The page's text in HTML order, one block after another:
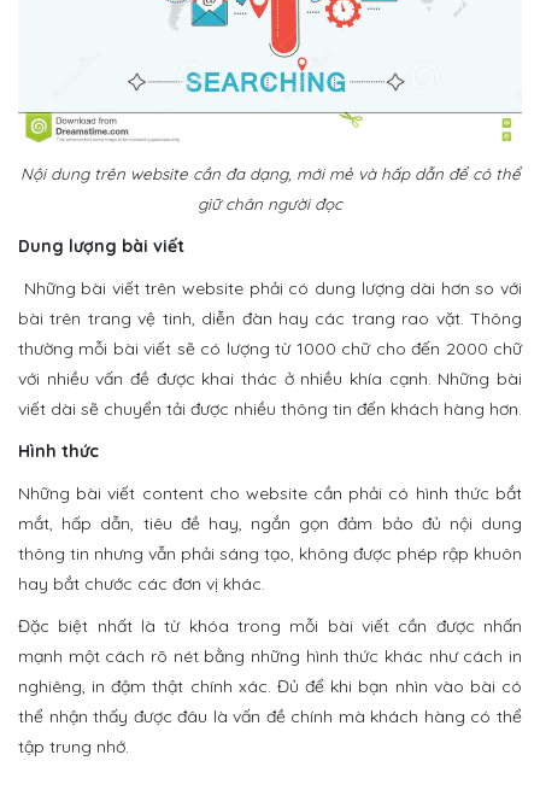
Nội dung trên website cần đa dạng, mới mẻ và hấp dẫn để có thể
giữ chân người đọc
Dung lượng bài viết
Những bài viết trên website phải có dung lượng dài hơn so với
bài trên trang vệ tinh, diễn đàn hay các trang rao vặt. Thông
thường mỗi bài viết sẽ có lượng từ 1000 chữ cho đến 2000 chữ
với nhiều vấn đề được khai thác ở nhiều khía cạnh. Những bài
viết dài sẽ chuyển tải được nhiều thông tin đến khách hàng hơn.
Hình thức
Những bài viết content cho website cần phải có hình thức bắt
mắt, hấp dẫn, tiêu đề hay, ngắn gọn đảm bảo đủ nội dung
thông tin nhưng vẫn phải sáng tạo, không được phép rập khuôn
hay bắt chước các đơn vị khác.
Đặc biệt nhất là từ khóa trong mỗi bài viết cần được nhấn
mạnh một cách rõ nét bằng những hình thức khác như cách in
nghiêng, in đậm thật chính xác. Đủ để khi bạn nhìn vào bài có
thể nhận thấy được đâu là vấn đề chính mà khách hàng có thể
tập trung nhớ.